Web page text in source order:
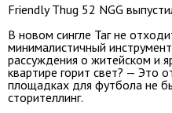
Friendly Thug 52 NGG
В новом сингле Таг не
минималистичный
рассуждения о житейском и
квартире горит свет? — Это
площадках для футбола не
сторителлинг.